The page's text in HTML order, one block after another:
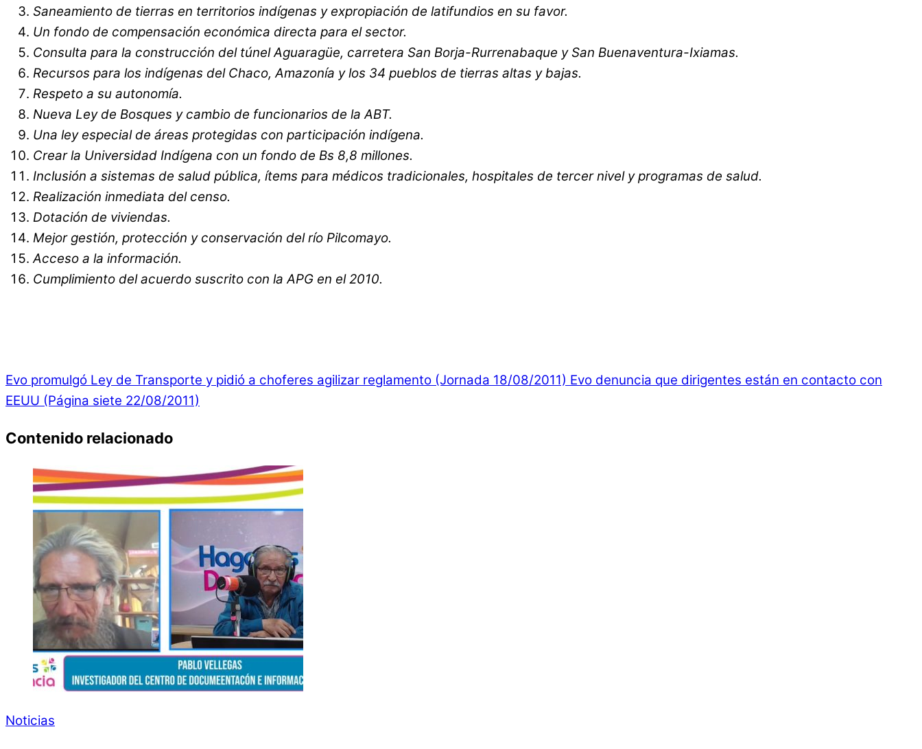
Saneamiento de tierras en territorios indígenas y expropiación de latifundios en su favor.
Un fondo de compensación económica directa para el sector.
Consulta para la construcción del túnel Aguaragüe, carretera San Borja-Rurrenabaque y San Buenaventura-Ixiamas.
Recursos para los indígenas del Chaco, Amazonía y los 34 pueblos de tierras altas y bajas.
Respeto a su autonomía.
Nueva Ley de Bosques y cambio de funcionarios de la ABT.
Una ley especial de áreas protegidas con participación indígena.
Crear la Universidad Indígena con un fondo de Bs 8,8 millones.
Inclusión a sistemas de salud pública, ítems para médicos tradicionales, hospitales de tercer nivel y programas de salud.
Realización inmediata del censo.
Dotación de viviendas.
Mejor gestión, protección y conservación del río Pilcomayo.
Acceso a la información.
Cumplimiento del acuerdo suscrito con la APG en el 2010.
Evo promulgó Ley de Transporte y pidió a choferes agilizar reglamento (Jornada 18/08/2011) Evo denuncia que dirigentes están en contacto con
EEUU (Página siete 22/08/2011)
Contenido relacionado
Noticias